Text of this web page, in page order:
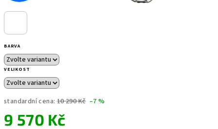
BARVA
VELIKOST
standardní cena: 10 290 Kč –7 %
9 570 Kč